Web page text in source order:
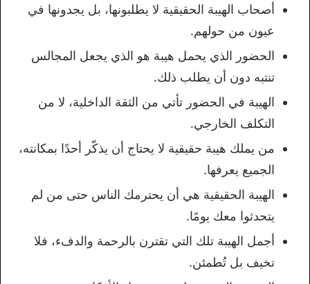
أصحاب الهيبة الحقيقية لا يطلبونها، بل يجدونها في
عيون من حولهم.
الحضور الذي يحمل هيبة هو الذي يجعل المجالس
تنتبه دون أن يطلب ذلك.
الهيبة في الحضور تأتي من الثقة الداخلية، لا من
التكلف الخارجي.
من يملك هيبة حقيقية لا يحتاج أن يذكّر أحدًا بمكانته،
الجميع يعرفها.
الهيبة الحقيقية هي أن يحترمك الناس حتى من لم
يتحدثوا معك يومًا.
أجمل الهيبة تلك التي تقترن بالرحمة والدفء، فلا
تخيف بل تُطمئن.